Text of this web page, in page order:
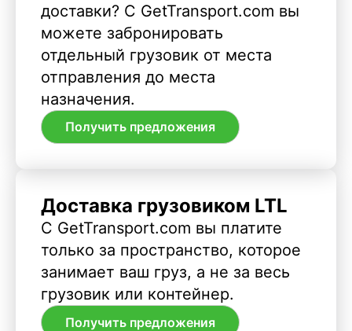
доставки? С GetTransport.com вы
можете забронировать
отдельный грузовик от места
отправления до места
назначения.
Получить предложения
Доставка грузовиком LTL
С GetTransport.com вы платите
только за пространство, которое
занимает ваш груз, а не за весь
грузовик или контейнер.
Получить предложения